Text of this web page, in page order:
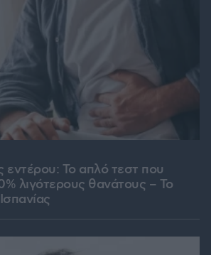
εντέρου: Το απλό τεστ που
λιγότερους θανάτους – Το